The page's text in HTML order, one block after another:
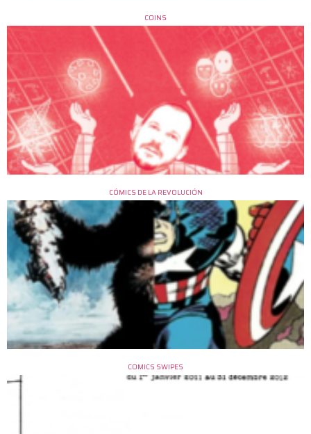
COINS
CÓMICS DE LA REVOLUCIÓN
COMICS SWIPES